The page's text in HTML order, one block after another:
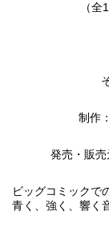
（
制作
発売・販
ビッグコミックで
青く、強く、響く